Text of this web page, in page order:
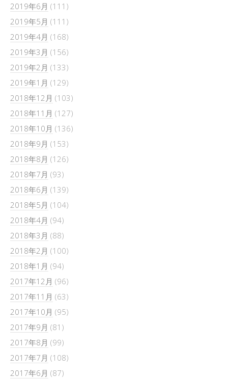
2019年6月 (111)
2019年5月 (111)
2019年4月 (168)
2019年3月 (156)
2019年2月 (133)
2019年1月 (129)
2018年12月 (103)
2018年11月 (127)
2018年10月 (136)
2018年9月 (153)
2018年8月 (126)
2018年7月 (93)
2018年6月 (139)
2018年5月 (104)
2018年4月 (94)
2018年3月 (88)
2018年2月 (100)
2018年1月 (94)
2017年12月 (96)
2017年11月 (63)
2017年10月 (95)
2017年9月 (81)
2017年8月 (99)
2017年7月 (108)
2017年6月 (87)